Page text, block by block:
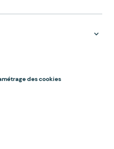
des cookies